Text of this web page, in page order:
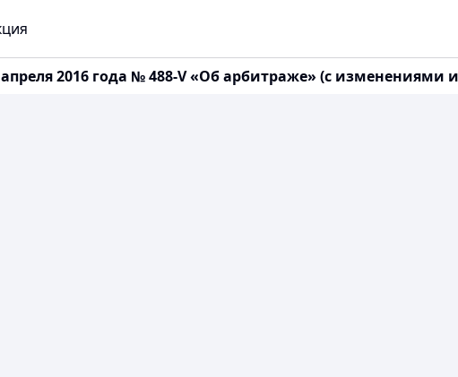
2016 года № 488-V «Об арбитраже» (с изменениями